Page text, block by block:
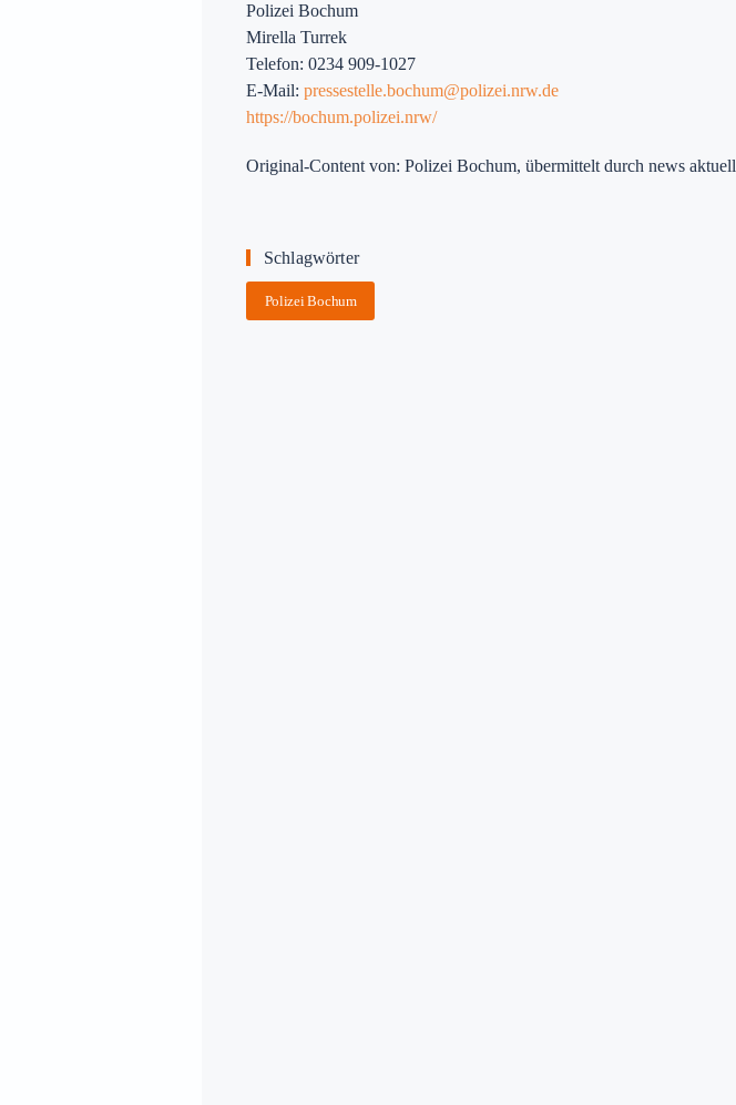
Polizei Bochum
Mirella Turrek
Telefon: 0234 909-1027
E-Mail: pressestelle.bochum@polizei.nrw.de
https://bochum.polizei.nrw/
Original-Content von: Polizei Bochum, übermittelt durch news aktuell
Schlagwörter
Polizei Bochum